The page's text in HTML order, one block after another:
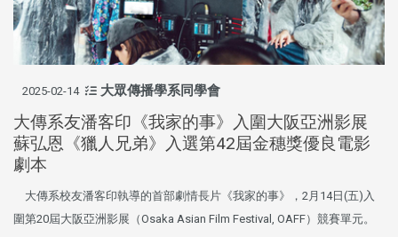
2025-02-14 大眾傳播學系同學會
大傳系友潘客印《我家的事》入圍大阪亞洲影展
蘇弘恩《獵人兄弟》入選第42屆金穗獎優良電影
劇本
大傳系校友潘客印執導的首部劇情長片《我家的事》，2月14日(五)入
圍第20屆大阪亞洲影展（Osaka Asian Film Festival, OAFF）競賽單元。